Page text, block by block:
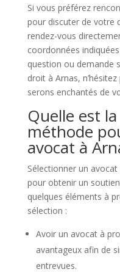
Si vous préférez
pour discuter de votre
rendez-vous
coordonnées
question ou demande
droit à Arnas,
serons enchantés de
Quelle est
méthode
avocat à
Sélectionner un
pour obtenir un
quelques éléments à
sélection :
Avoir un avocat à
avantageux afin de
entrevues.